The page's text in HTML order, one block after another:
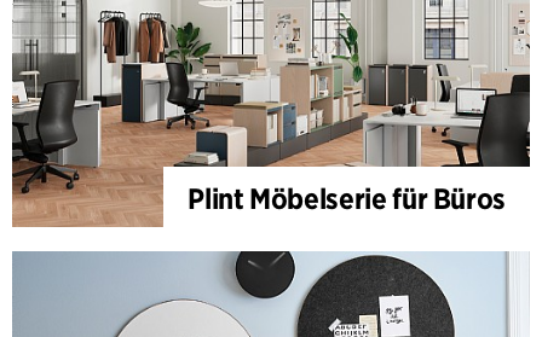
Plint Möbelserie für Büros